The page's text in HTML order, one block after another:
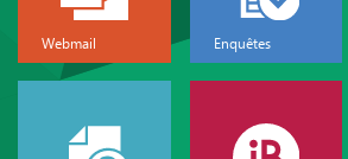
Webmail Enquêtes